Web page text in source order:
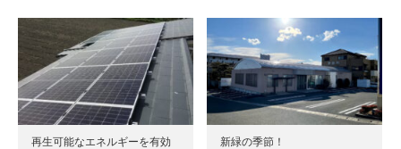
再生可能なエネルギーを有効
新緑の季節！